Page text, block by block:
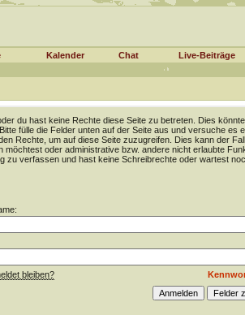
Kalender Chat Live-Beiträge
du hast keine Rechte diese Seite zu betreten. Dies
fülle die Felder unten auf der Seite aus und versuche es
Rechte, um auf diese Seite zuzugreifen. Dies kann der
möchtest oder administrative bzw. andere nicht erlaubte
zu verfassen und hast keine Schreibrechte oder wartest
bleiben?